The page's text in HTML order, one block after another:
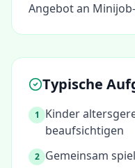
Angebot an
Typische
1
Kinder
beaufsichtigen
2 Gemeinsam